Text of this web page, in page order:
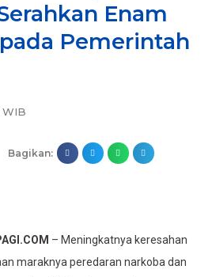
Enam
Pemerintah
WIB
Bagikan:
– Meningkatnya keresahan
maraknya peredaran narkoba dan